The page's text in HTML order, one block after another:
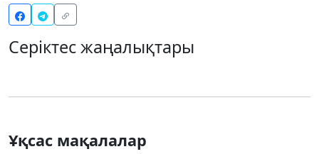
Серіктес жаңалықтары
Ұқсас мақалалар